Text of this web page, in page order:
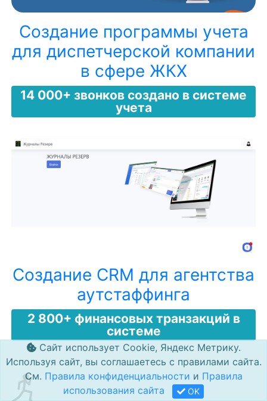
Создание программы учета
для диспетчерской компании
в сфере ЖКХ
14 000+ звонков создано в системе
учета
Создание CRM для агентства
аутстаффинга
2 800+ финансовых транзакций в
системе
Сайт использует Cookie, Яндекс Метрику.
Используя сайт, вы соглашаетесь с правилами сайта.
См. Правила конфиденциальности и Правила
использования сайта
OK